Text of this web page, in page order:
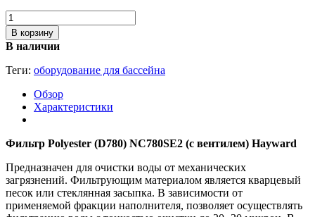
В корзину
В наличии
Теги: оборудование для бассейна
Обзор
Характеристики
Фильтр Polyester (D780) NC780SE2 (с вентилем) Hayward
Предназначен для очистки воды от механических
загрязнений. Фильтрующим материалом является кварцевый
песок или стеклянная засыпка. В зависимости от
применяемой фракции наполнителя, позволяет осуществлять